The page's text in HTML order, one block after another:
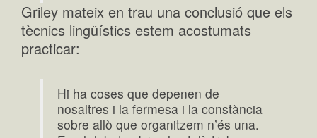
Griley mateix en trau una conclusió que els
tècnics lingüístics estem acostumats
practicar:
Hi ha coses que depenen de
nosaltres i la fermesa i la constància
sobre allò que organitzem n’és una.